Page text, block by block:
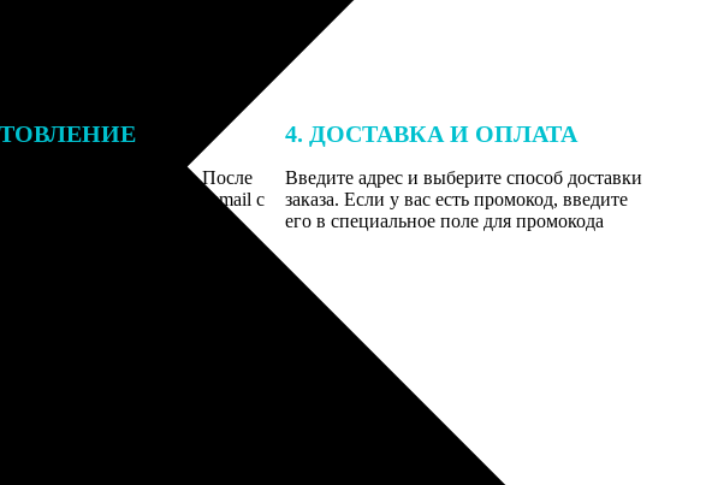
банковской картой. После
подтверждение на email с
Когда отправим заказ
4. ДОСТАВКА И ОПЛАТА
Введите адрес и выберите способ доставки
заказа. Если у вас есть промокод, введите
его в специальное поле для промокода